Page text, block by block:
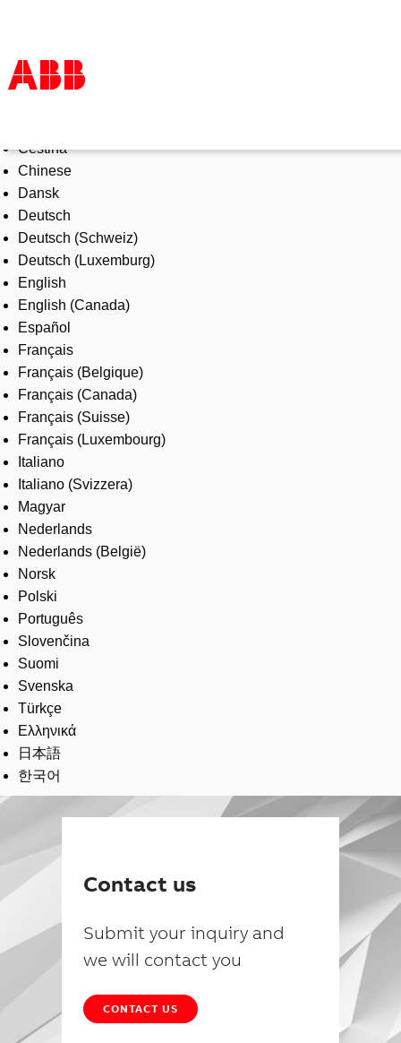
Products & Solutions
Industries
Services
About us
Where to buy
Contact us
Careers
Čeština
Chinese
Dansk
Deutsch
Deutsch (Schweiz)
Deutsch (Luxemburg)
English
English (Canada)
Español
Français
Français (Belgique)
Français (Canada)
Français (Suisse)
Français (Luxembourg)
Italiano
Italiano (Svizzera)
Magyar
Nederlands
Nederlands (België)
Norsk
Polski
Português
Slovenčina
Suomi
Svenska
Türkçe
Ελληνικά
日本語
한국어
Contact us
Submit your inquiry and
we will contact you
CONTACT US